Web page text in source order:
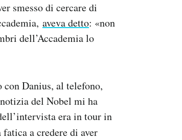
smesso di cercare di
aveva detto: «non
dell’Accademia lo
Danius, al telefono,
del Nobel mi ha
era in tour in
a credere di aver